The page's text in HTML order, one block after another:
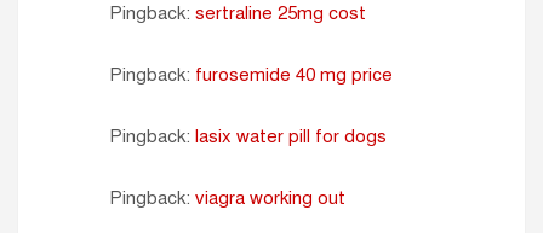
Pingback: sertraline 25mg cost
Pingback: furosemide 40 mg price
Pingback: lasix water pill for dogs
Pingback: viagra working out